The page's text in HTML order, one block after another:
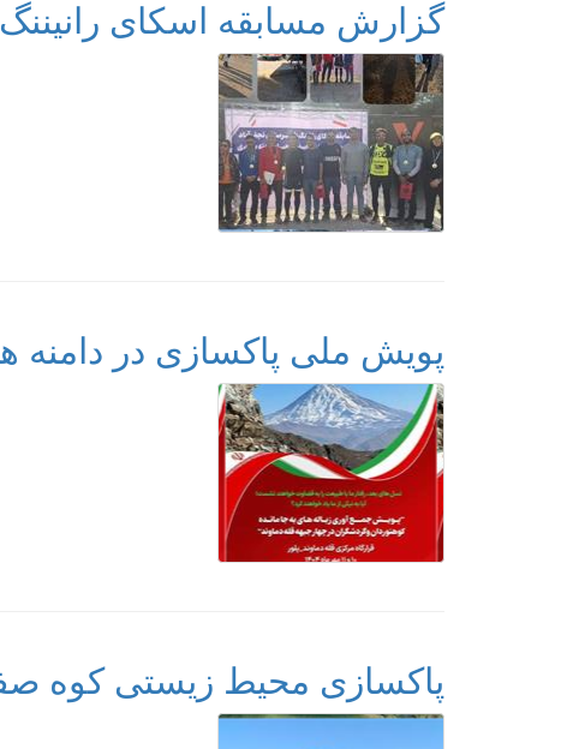
گزارش مسابقه اسکای
پویش ملی پاکسازی در دامنه
پاکسازی محیط زیستی کوه